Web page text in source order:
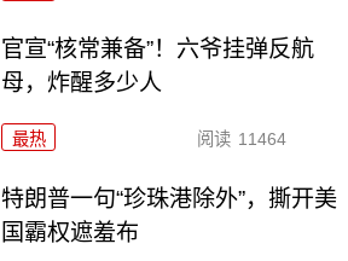
官宣“核常兼备”！六爷挂弹反航
母，炸醒多少人
最热 阅读 11464
特朗普一句“珍珠港除外”，撕开美
国霸权遮羞布